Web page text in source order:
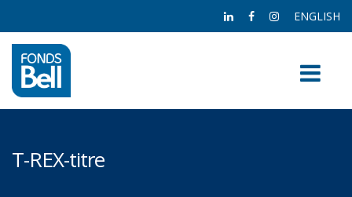
ENGLISH
T-REX-titre